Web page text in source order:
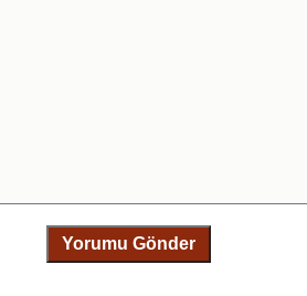
Yorumu Gönder